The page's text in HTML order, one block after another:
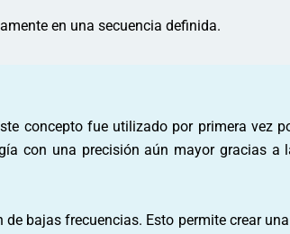
en una secuencia definida.
concepto fue utilizado por primera vez
con una precisión aún mayor gracias a
bajas frecuencias. Esto permite crear